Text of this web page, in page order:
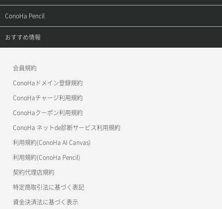
よくある質問
APIドキュメントVPS3.0
APIドキュメントVPS3.0
ご利用ガイド
サポートトップ
ご利用ガイド
ConoHa Pencil
サポートトップ
おすすめ情報
美雲このは徹底ガイド
会員規約
ConoHaドメイン登録規約
ConoHaチャージ利用規約
ConoHaクーポン利用規約
ConoHa ネットde診断サービス利用規約
利用規約(ConoHa AI Canvas)
利用規約(ConoHa Pencil)
契約代理店規約
特定商取引法に基づく表記
資金決済法に基づく表示